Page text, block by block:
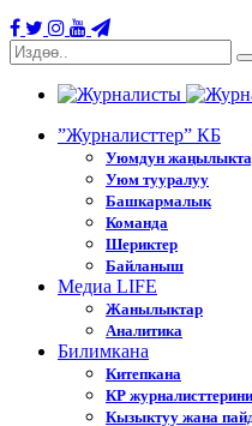
”Журналисттер” КБ
Уюмдун
Уюм тууралуу
Башкармалык
Команда
Шериктер
Байланыш
Медиа LIFE
Жанылыктар
Аналитика
Билимкана
Китепкана
КР
Кызыктуу жана